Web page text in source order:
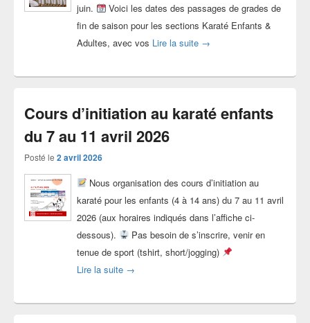
juin.
Voici les dates des passages de grades de
fin de saison pour les sections Karaté Enfants &
Adultes, avec vos Lire la suite Passages de grades juin
→
Cours d’initiation au karaté enfants
du 7 au 11 avril 2026
Posté le 2 avril 2026
Nous organisation des cours d’initiation au
karaté pour les enfants (4 à 14 ans) du 7 au 11 avril
2026 (aux horaires indiqués dans l’affiche ci-
dessous).
Pas besoin de s’inscrire, venir en
tenue de sport (tshirt, short/jogging)
Lire la suite Cours d’initiation au karaté enfants du 7 au
→